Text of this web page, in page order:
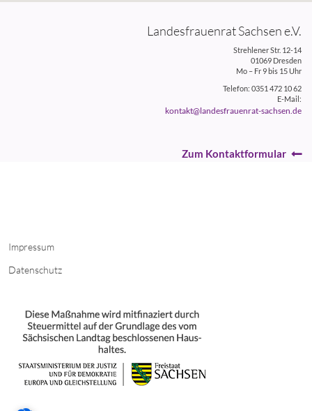
Landesfrauenrat Sachsen e.V.
Strehlener Str. 12-14
01069 Dresden
Mo – Fr 9 bis 15 Uhr
Telefon: 0351 472 10 62
E-Mail:
kontakt@landesfrauenrat-sachsen.de
Zum Kontaktformular
Impressum
Datenschutz